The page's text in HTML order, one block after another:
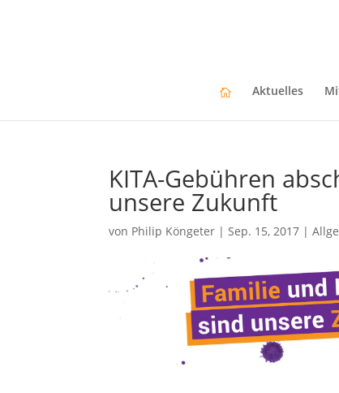
Aktuelles
KITA-Gebühren
unsere Zukunft
von Philip Köngeter |Sep. 15, 2017 |